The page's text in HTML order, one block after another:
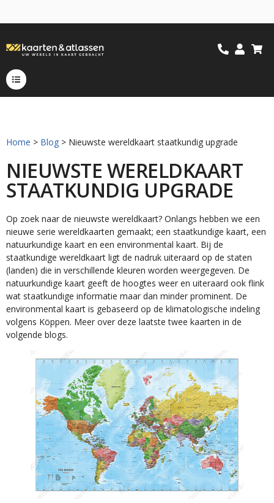
Home > Blog > Nieuwste wereldkaart staatkundig upgrade
NIEUWSTE WERELDKAART
STAATKUNDIG UPGRADE
Op zoek naar de nieuwste wereldkaart? Onlangs hebben we een
nieuwe serie wereldkaarten gemaakt; een staatkundige kaart, een
natuurkundige kaart en een environmental kaart. Bij de
staatkundige wereldkaart ligt de nadruk uiteraard op de staten
(landen) die in verschillende kleuren worden weergegeven. De
natuurkundige kaart geeft de hoogtes weer en uiteraard ook flink
wat staatkundige informatie maar dan minder prominent. De
environmental kaart is gebaseerd op de klimatologische indeling
volgens Köppen. Meer over deze laatste twee kaarten in de
volgende blogs.